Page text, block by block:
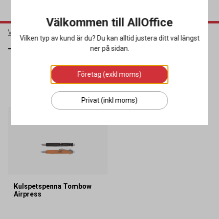
Varumärken
Tombow
SORTERA
1 produkter
Kulspetspenna Tombow
Airpress
Välkommen till AllOffice
Vilken typ av kund är du? Du kan alltid justera ditt val längst
ner på sidan.
Företag (exkl moms)
Privat (inkl moms)